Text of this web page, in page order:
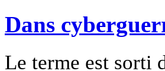
Dans
Le terme est sorti